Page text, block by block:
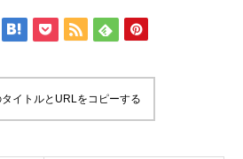
イトルとURLをコピーする